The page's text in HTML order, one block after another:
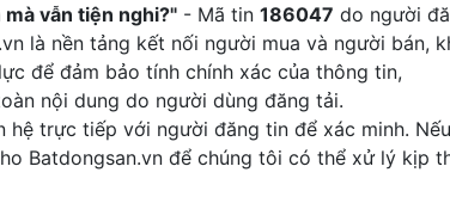
vẫn tiện nghi?" - Mã tin 186047 do người
là nền tảng kết nối người mua và người bán,
để đảm bảo tính chính xác của thông tin,
nội dung do người dùng đăng tải.
trực tiếp với người đăng tin để xác minh.
Batdongsan.vn để chúng tôi có thể xử lý kịp